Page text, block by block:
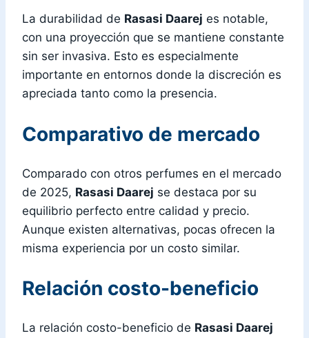
La durabilidad de Rasasi Daarej es notable,
con una proyección que se mantiene constante
sin ser invasiva. Esto es especialmente
importante en entornos donde la discreción es
apreciada tanto como la presencia.
Comparativo de mercado
Comparado con otros perfumes en el mercado
de 2025, Rasasi Daarej se destaca por su
equilibrio perfecto entre calidad y precio.
Aunque existen alternativas, pocas ofrecen la
misma experiencia por un costo similar.
Relación costo-beneficio
La relación costo-beneficio de Rasasi Daarej